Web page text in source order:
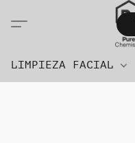
LIMPIEZA FACIAL